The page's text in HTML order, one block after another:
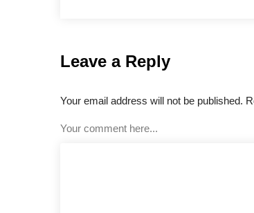
Leave a Reply
Your email address will not be published.
Your comment here...